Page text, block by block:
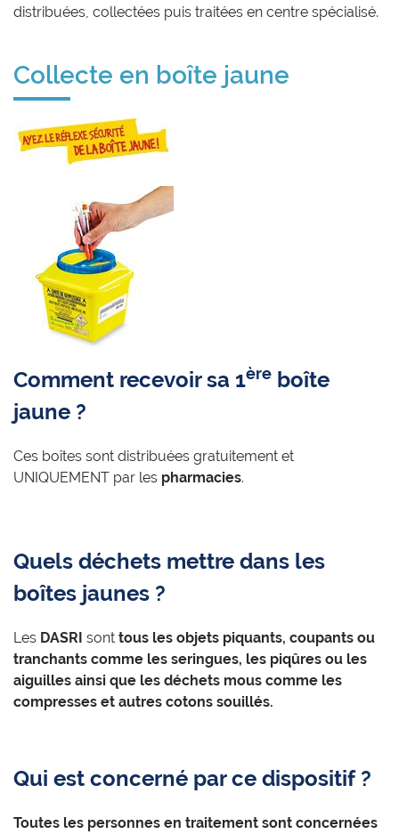
distribuées, collectées puis traitées en centre spécialisé.
Collecte en boîte jaune
Comment recevoir sa 1ère boîte
jaune ?
Ces boîtes sont distribuées gratuitement et
UNIQUEMENT par les pharmacies.
Quels déchets mettre dans les
boîtes jaunes ?
Les DASRI sont tous les objets piquants, coupants ou
tranchants comme les seringues, les piqûres ou les
aiguilles ainsi que les déchets mous comme les
compresses et autres cotons souillés.
Qui est concerné par ce dispositif ?
Toutes les personnes en traitement sont concernées